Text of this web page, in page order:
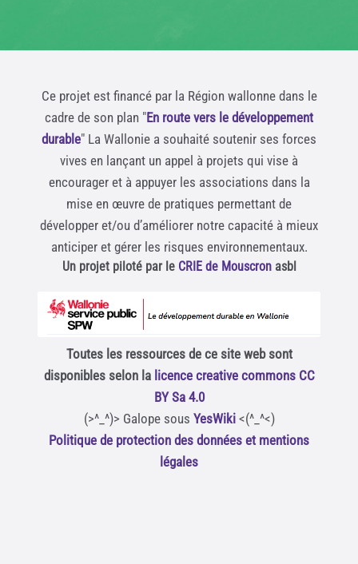
Ce projet est financé par la Région wallonne dans le
cadre de son plan "En route vers le développement
durable" La Wallonie a souhaité soutenir ses forces
vives en lançant un appel à projets qui vise à
encourager et à appuyer les associations dans la
mise en œuvre de pratiques permettant de
développer et/ou d’améliorer notre capacité à mieux
anticiper et gérer les risques environnementaux.
Un projet piloté par le CRIE de Mouscronasbl
Toutes les ressources de ce site web sont
disponibles selon la licence creative commons CC
BY Sa 4.0
(>^_^)> Galope sous YesWiki<(^_^<)
Politique de protection des données et mentions
légales